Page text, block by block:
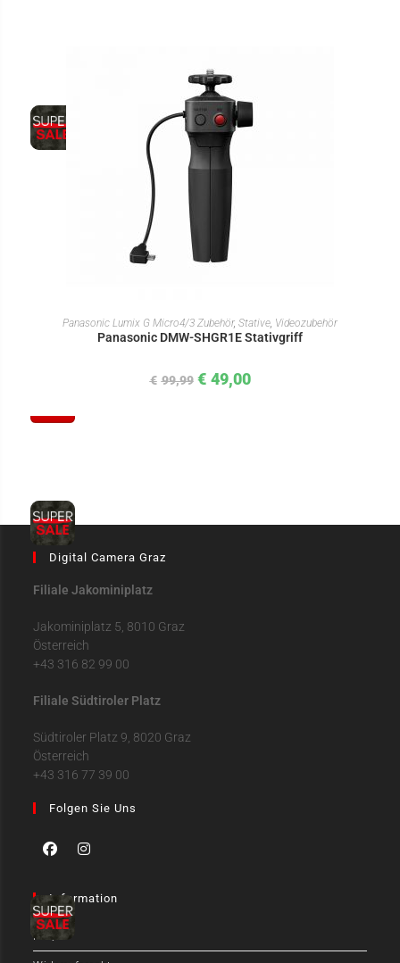
IN DEN WARENKORB
Panasonic Lumix G Micro4/3 Zubehör, Stative Videozubehör
Panasonic DMW-SHGR1E Stativgriff
€ 99,99 € 49,00
Digital Camera Graz
Filiale Jakominiplatz
Jakominiplatz 5, 8010 Graz
Österreich
+43 316 82 99 00
Filiale Südtiroler Platz
Südtiroler Platz 9, 8020 Graz
Österreich
+43 316 77 39 00
Folgen Sie Uns
Information
FAQ